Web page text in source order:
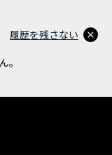
。
履歴を残さない